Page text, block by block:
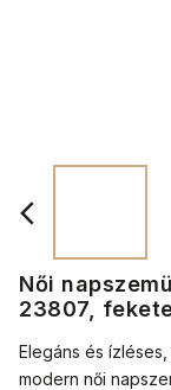
Női
23807,
Elegáns és
modern női